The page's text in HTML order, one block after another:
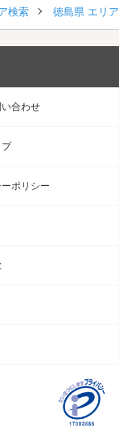
検索 徳島県 エリ
合わせ
ポリシー